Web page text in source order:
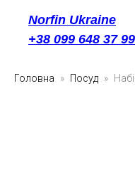
Norfin Ukraine
+38 099 648 37 99
Головна Посуд